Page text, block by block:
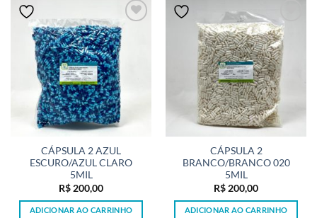
CÁPSULA 2 AZUL
ESCURO/AZUL CLARO
5MIL
R$ 200,00
ADICIONAR AO CARRINHO
CÁPSULA 2
BRANCO/BRANCO 020
5MIL
R$ 200,00
ADICIONAR AO CARRINHO